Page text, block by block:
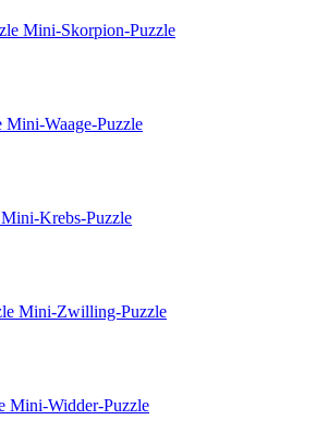
Mini-Skorpion-Puzzle
Mini-Waage-Puzzle
Mini-Krebs-Puzzle
Mini-Zwilling-Puzzle
Mini-Widder-Puzzle